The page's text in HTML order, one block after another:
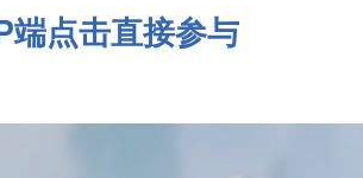
端点击直接参与